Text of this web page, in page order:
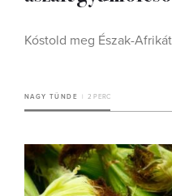
Kóstold meg Észak-
NAGY TÜNDE 2 PERC